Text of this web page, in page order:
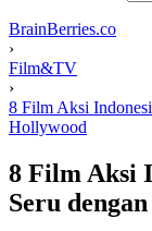
BrainBerries.co
›
Film&TV
›
8 Film Aksi
Hollywood
8 Film Aksi
Seru